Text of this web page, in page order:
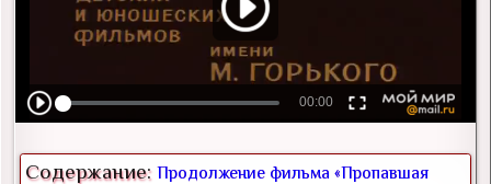
Содержание: Продолжение фильма «Пропавшая